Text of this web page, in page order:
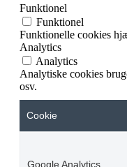
Funktionel
Funktionel
Funktionelle cookies
Analytics
Analytics
Analytiske cookies
osv.
Cookie
Google Analytics